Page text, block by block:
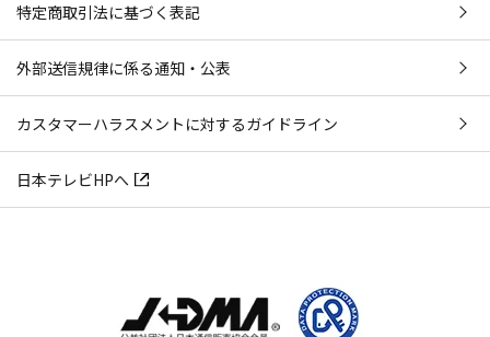
特定商取引法に基づく表記
外部送信規律に係る通知・公表
カスタマーハラスメントに対するガイドライン
日本テレビHPへ